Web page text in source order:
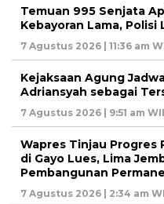
Temuan 995 Senjata
Kebayoran Lama,
7 Agustus 2026 | 11:36 am
Kejaksaan Agung
Adriansyah sebagai
7 Agustus 2026 | 9:51 am
Wapres Tinjau Progres
di Gayo Lues, Lima
Pembangunan
7 Agustus 2026 | 2:34 am